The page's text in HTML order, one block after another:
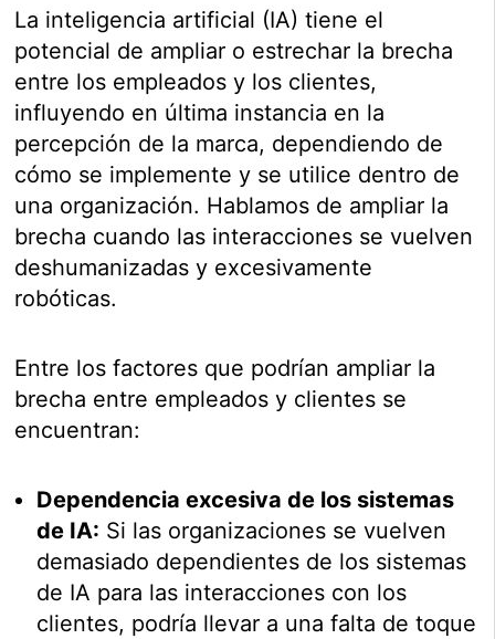
La inteligencia artificial (IA) tiene el
potencial de ampliar o estrechar la brecha
entre los empleados y los clientes,
influyendo en última instancia en la
percepción de la marca, dependiendo de
cómo se implemente y se utilice dentro de
una organización. Hablamos de ampliar la
brecha cuando las interacciones se vuelven
deshumanizadas y excesivamente
robóticas.
Entre los factores que podrían ampliar la
brecha entre empleados y clientes se
encuentran:
Dependencia excesiva de los sistemas
de IA: Si las organizaciones se vuelven
demasiado dependientes de los sistemas
de IA para las interacciones con los
clientes, podría llevar a una falta de toque